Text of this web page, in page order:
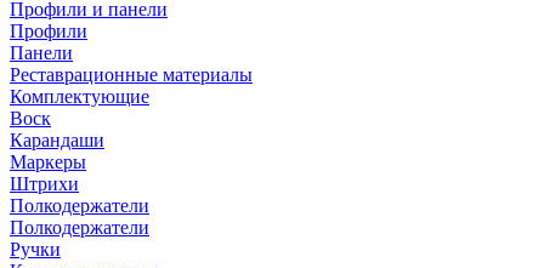
Профили и панели
Профили
Панели
Реставрационные материалы
Комплектующие
Воск
Карандаши
Маркеры
Штрихи
Полкодержатели
Полкодержатели
Ручки